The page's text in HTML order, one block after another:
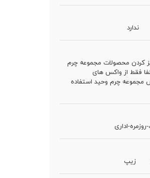
ندارد
کردن محصولات مجموعه چرم
فقط از واکس های
چرم وحید استفاده
اداری
زیپ